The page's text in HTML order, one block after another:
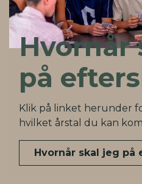
Hvornår
på
Klik på linket herunder
hvilket årstal du kan
Hvornår skal jeg på